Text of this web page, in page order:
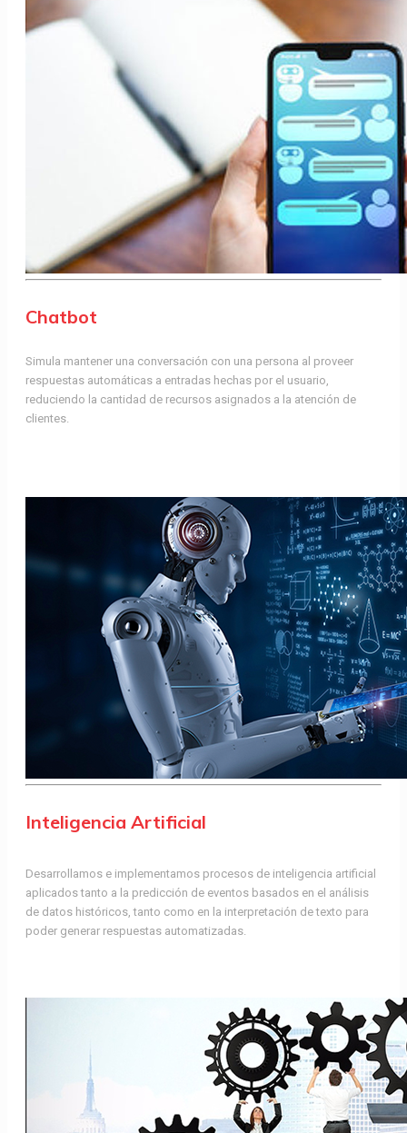
Chatbot
Simula mantener una conversación con una persona al proveer
respuestas automáticas a entradas hechas por el usuario,
reduciendo la cantidad de recursos asignados a la atención de
clientes.
Inteligencia Artificial
Desarrollamos e implementamos procesos de inteligencia artificial
aplicados tanto a la predicción de eventos basados en el análisis
de datos históricos, tanto como en la interpretación de texto para
poder generar respuestas automatizadas.